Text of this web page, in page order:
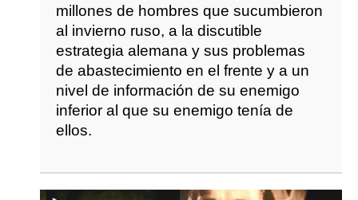
millones de hombres que sucumbieron
al invierno ruso, a la discutible
estrategia alemana y sus problemas
de abastecimiento en el frente y a un
nivel de información de su enemigo
inferior al que su enemigo tenía de
ellos.